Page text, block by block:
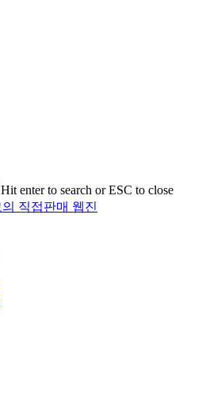
Hit enter to search or ESC to close